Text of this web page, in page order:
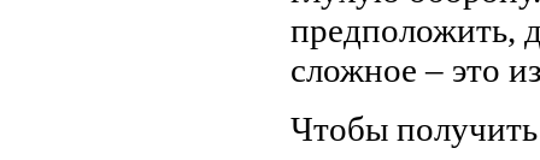
предположить,
сложное – это
Чтобы